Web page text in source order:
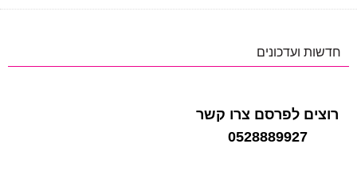
חדשות ועדכונים
רוצים לפרסם צרו קשר
0528889927